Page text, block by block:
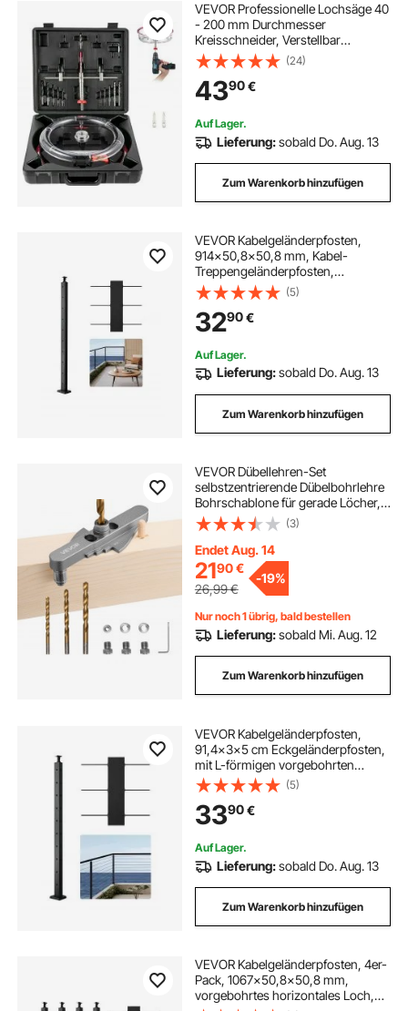
VEVOR Professionelle Lochsäge 40
- 200 mm Durchmesser
Kreisschneider, Verstellbar
Durchmessergröße Lochbohrer mit
Staubschutzhülle, für
Lüftungslöcher, Einbauleuchten auf
Sheetrock-Kunststoffe, Holz
(24)
4390€
Auf Lager.
Lieferung:sobald Do. Aug. 13
Zum Warenkorb hinzufügen
VEVOR Kabelgeländerpfosten,
914x50,8x50,8 mm, Kabel-
Treppengeländerpfosten,
vorgebohrte horizontale Löcher,
Edelstahl SUS304, für Handlauf,
Balustrade, schwarz,
1JZLGZXHS9148RVYS001V0
(5)
3290€
Auf Lager.
Lieferung:sobald Do. Aug. 13
Zum Warenkorb hinzufügen
VEVOR Dübellehren-Set
selbstzentrierende Dübelbohrlehre
Bohrschablone für gerade Löcher,
mit Bohrersatz 6,4/7,9/9,5 mm und
Bohrer-Anschlagringsatz,
Holzbearbeitungswerkzeuge zum
Bohren, Markieren
(3)
Endet Aug. 14
2190€
26,99€
-19%
Nur noch 1 übrig, bald bestellen
Lieferung:sobald Mi. Aug. 12
Zum Warenkorb hinzufügen
VEVOR Kabelgeländerpfosten,
91,4x3x5 cm Eckgeländerpfosten,
mit L-förmigen vorgebohrten
Löchern, SUS304 Edelstahl-
Geländerpfosten mit gebogener
Halterung, 1er-Set, Schwarz,
1JZLGZXHS914IVCFL001V0
(5)
3390€
Auf Lager.
Lieferung:sobald Do. Aug. 13
Zum Warenkorb hinzufügen
VEVOR Kabelgeländerpfosten, 4er-
Pack, 1067x50,8x50,8 mm,
vorgebohrtes horizontales Loch,